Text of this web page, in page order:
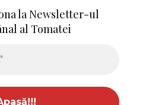
la Newsletter-ul
al Tomatei